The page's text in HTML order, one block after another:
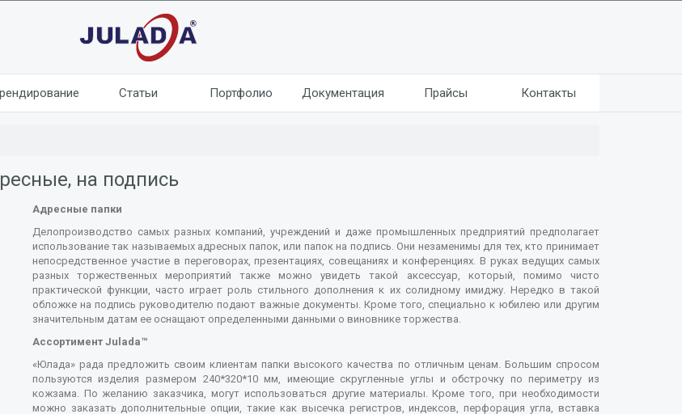
Статьи Портфолио Документация Прайсы Контакты
на подпись
Адресные папки
Делопроизводство самых разных компаний, учреждений и даже промышленных предприятий предполагает
использование так называемых адресных папок, или папок на подпись. Они незаменимы для тех, кто принимает
непосредственное участие в переговорах, презентациях, совещаниях и конференциях. В руках ведущих самых
разных торжественных мероприятий также можно увидеть такой аксессуар, который, помимо чисто
практической функции, часто играет роль стильного дополнения к их солидному имиджу. Нередко в такой
обложке на подпись руководителю подают важные документы. Кроме того, специально к юбилею или другим
значительным датам ее оснащают определенными данными о виновнике торжества.
Ассортимент Julada™
«Юлада» рада предложить своим клиентам папки высокого качества по отличным ценам. Большим спросом
пользуются изделия размером 240*320*10 мм, имеющие скругленные углы и обстрочку по периметру из
кожзама. По желанию заказчика, могут использоваться другие материалы. Кроме того, при необходимости
можно заказать дополнительные опции, такие как высечка регистров, индексов, перфорация угла, вставка